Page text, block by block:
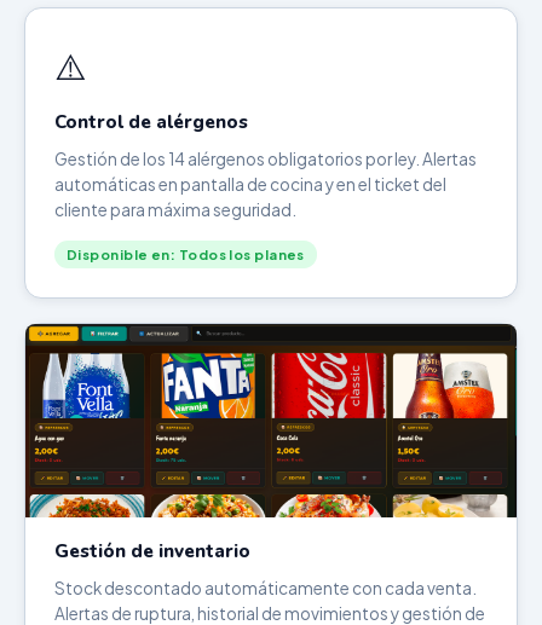
⚠️
Control de alérgenos
Gestión de los 14 alérgenos obligatorios por ley. Alertas
automáticas en pantalla de cocina y en el ticket del
cliente para máxima seguridad.
Disponible en: Todos los planes
Gestión de inventario
Stock descontado automáticamente con cada venta.
Alertas de ruptura, historial de movimientos y gestión de